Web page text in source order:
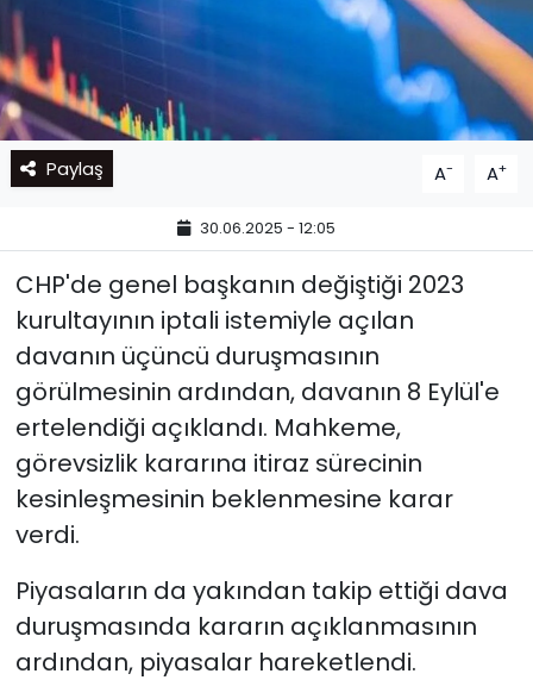
Paylaş A- A+
30.06.2025 - 12:05
CHP'de genel başkanın değiştiği 2023
kurultayının iptali istemiyle açılan
davanın üçüncü duruşmasının
görülmesinin ardından, davanın 8 Eylül'e
ertelendiği açıklandı. Mahkeme,
görevsizlik kararına itiraz sürecinin
kesinleşmesinin beklenmesine karar
verdi.
Piyasaların da yakından takip ettiği dava
duruşmasında kararın açıklanmasının
ardından, piyasalar hareketlendi.